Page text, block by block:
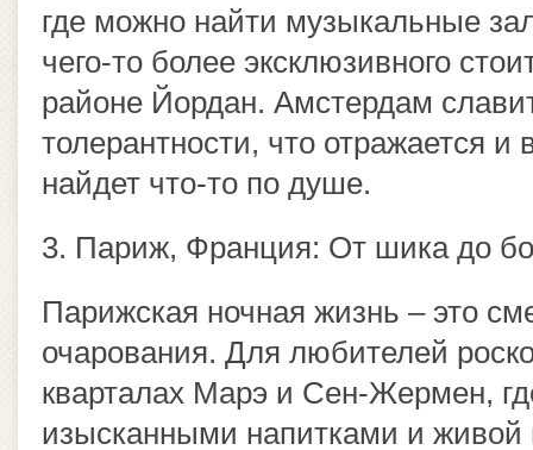
где можно найти музыкальные
чего-то более эксклюзивного
районе Йордан. Амстердам
толерантности, что отражается
найдет что-то по душе.
3. Париж, Франция: От шика до
Парижская ночная жизнь – это
очарования. Для любителей
кварталах Марэ и Сен-Жермен,
изысканными напитками и